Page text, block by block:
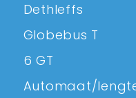
Dethleffs
Globebus T
6 GT
Automaat/